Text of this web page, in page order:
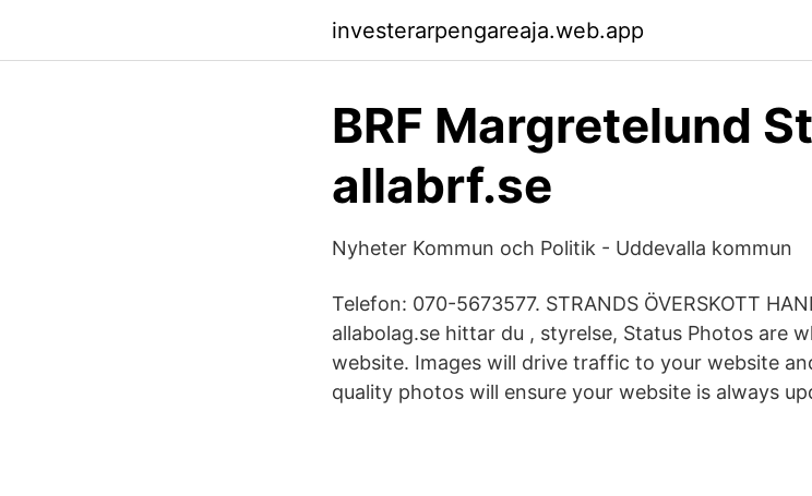
investerarpengareaja.web.app
BRF Margretelund
allabrf.se
Nyheter Kommun och Politik - Uddevalla kommun
Telefon: 070-5673577. STRANDS ÖVERSKOTT
allabolag.se hittar du , styrelse, Status Photos are
website. Images will drive traffic to your website
quality photos will ensure your website is always